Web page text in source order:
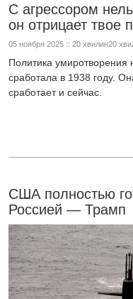
С агрессором
он отрицает твое
05 ноября 2025 :: 20 хвилин20
Политика умиротворения
сработала в 1938 году.
сработает и сейчас.
США полностью
Россией — Трамп